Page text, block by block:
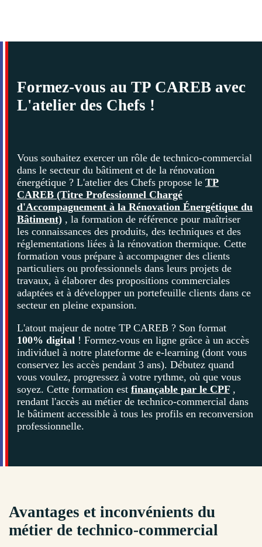
Formez-vous au TP CAREB avec
L'atelier des Chefs !
Vous souhaitez exercer un rôle de technico-commercial
dans le secteur du bâtiment et de la rénovation
énergétique ? L'atelier des Chefs propose le TP
CAREB (Titre Professionnel Chargé
d'Accompagnement à la Rénovation Énergétique du
Bâtiment) , la formation de référence pour maîtriser
les connaissances des produits, des techniques et des
réglementations liées à la rénovation thermique. Cette
formation vous prépare à accompagner des clients
particuliers ou professionnels dans leurs projets de
travaux, à élaborer des propositions commerciales
adaptées et à développer un portefeuille clients dans ce
secteur en pleine expansion.
L'atout majeur de notre TP CAREB ? Son format
100% digital! Formez-vous en ligne grâce à un accès
individuel à notre plateforme de e-learning (dont vous
conservez les accès pendant 3 ans). Débutez quand
vous voulez, progressez à votre rythme, où que vous
soyez. Cette formation est finançable par le CPF ,
rendant l'accès au métier de technico-commercial dans
le bâtiment accessible à tous les profils en reconversion
professionnelle.
Avantages et inconvénients du
métier de technico-commercial